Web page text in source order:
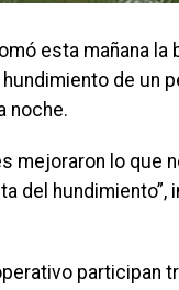
esta mañana
de un
noche.
mejoraron lo que
del hundimiento”,
participan